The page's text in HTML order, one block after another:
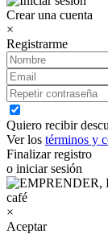
Crear una cuenta
×
Registrarme
Quiero recibir
Ver los términos y
Finalizar registro
o iniciar sesión
×
Aceptar